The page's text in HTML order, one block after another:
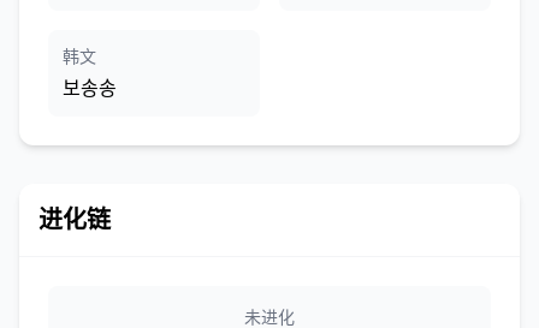
韩文
보송송
进化链
未进化